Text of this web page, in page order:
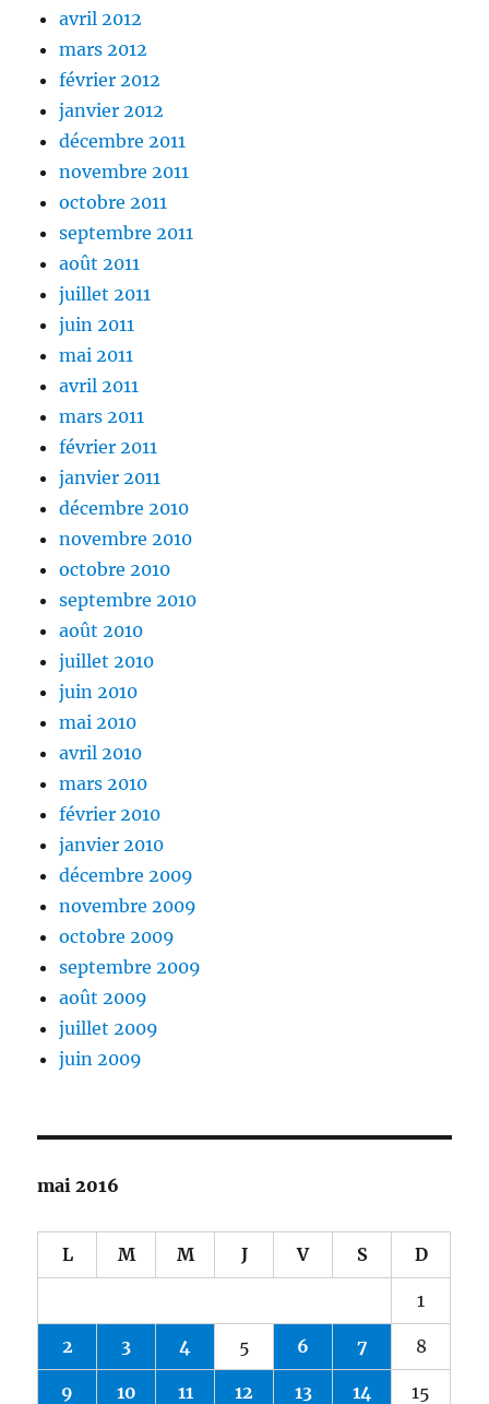
avril 2012
mars 2012
février 2012
janvier 2012
décembre 2011
novembre 2011
octobre 2011
septembre 2011
août 2011
juillet 2011
juin 2011
mai 2011
avril 2011
mars 2011
février 2011
janvier 2011
décembre 2010
novembre 2010
octobre 2010
septembre 2010
août 2010
juillet 2010
juin 2010
mai 2010
avril 2010
mars 2010
février 2010
janvier 2010
décembre 2009
novembre 2009
octobre 2009
septembre 2009
août 2009
juillet 2009
juin 2009
mai 2016
L M M J V S D
1
2 3 4 5 6 7 8
9 10 11 12 13 14 15